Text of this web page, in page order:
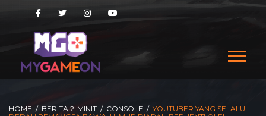
HOME / BERITA 2-MINIT / CONSOLE / YOUTUBER YANG SELALU